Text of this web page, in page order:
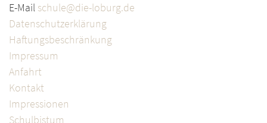
E-Mail schule@die-loburg.de
Datenschutzerklärung
Haftungsbeschränkung
Impressum
Anfahrt
Kontakt
Impressionen
Schulbistum